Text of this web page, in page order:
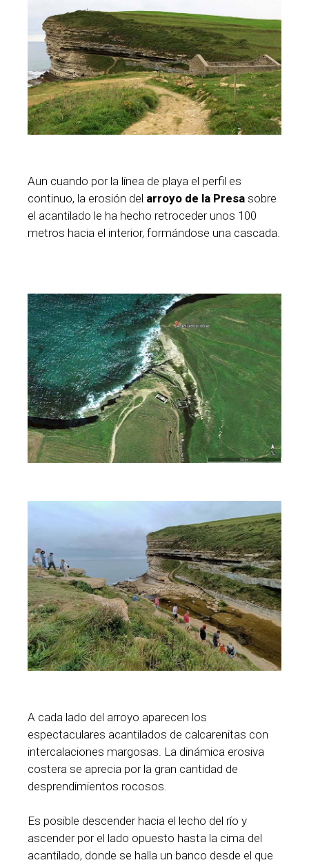
Aun cuando por la línea de playa el perfil es
continuo, la erosión del arroyo de la Presa sobre
el acantilado le ha hecho retroceder unos 100
metros hacia el interior, formándose una cascada.
A cada lado del arroyo aparecen los
espectaculares acantilados de calcarenitas con
intercalaciones margosas. La dinámica erosiva
costera se aprecia por la gran cantidad de
desprendimientos rocosos.
Es posible descender hacia el lecho del río y
ascender por el lado opuesto hasta la cima del
acantilado, donde se halla un banco desde el que